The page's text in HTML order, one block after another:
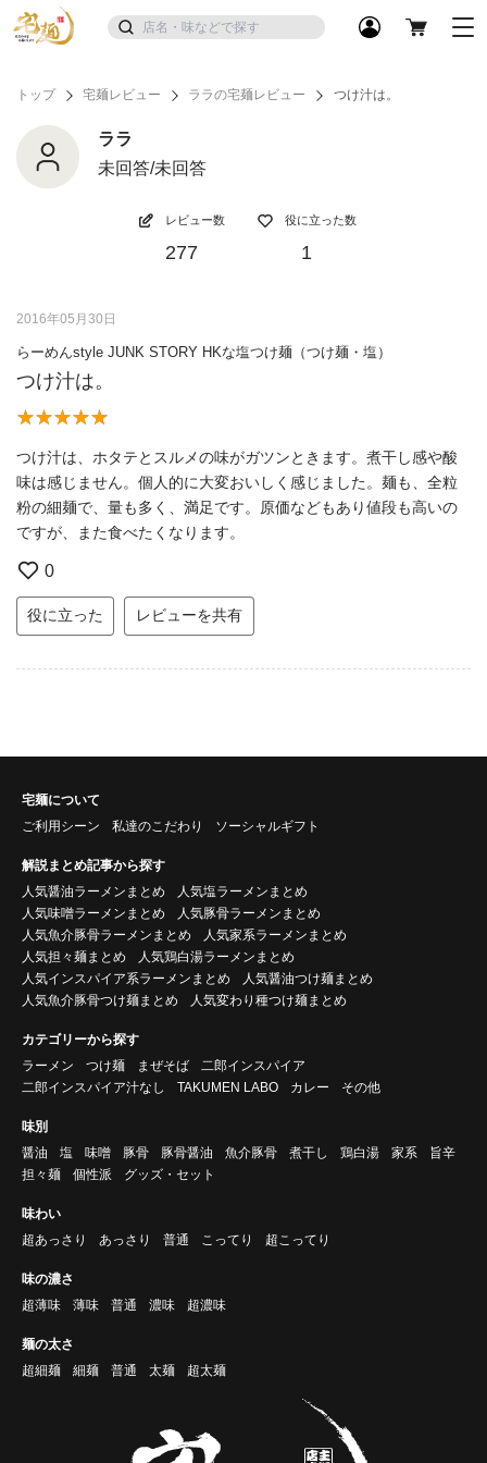
トップ 宅麺レビュー ララの宅麺レビュー つけ汁は。
ララ
未回答/未回答
レビュー数
277
役に立った数
1
2016年05月30日
らーめんstyle JUNK STORY HKな塩つけ麺（つけ麺・塩）
つけ汁は。
つけ汁は、ホタテとスルメの味がガツンときます。煮干し感や酸
味は感じません。個人的に大変おいしく感じました。麺も、全粒
粉の細麺で、量も多く、満足です。原価などもあり値段も高いの
ですが、また食べたくなります。
0
役に立った レビューを共有
宅麺について
ご利用シーン
私達のこだわり ソーシャルギフト
解説まとめ記事から探す
人気醤油ラーメンまとめ
人気塩ラーメンまとめ
人気味噌ラーメンまとめ
人気豚骨ラーメンまとめ
人気魚介豚骨ラーメンまとめ
人気家系ラーメンまとめ
人気担々麺まとめ
人気鶏白湯ラーメンまとめ
人気インスパイア系ラーメンまとめ
人気醤油つけ麺まとめ
人気魚介豚骨つけ麺まとめ
人気変わり種つけ麺まとめ
カテゴリーから探す
ラーメン
つけ麺 まぜそば
二郎インスパイア
二郎インスパイア汁なし
TAKUMEN LABO カレー その他
味別
醤油
塩 味噌 豚骨 豚骨醤油 魚介豚骨 煮干し 鶏白湯 家系
旨辛
担々麺
個性派 グッズ・セット
味わい
超あっさり
あっさり 普通 こってり 超こってり
味の濃さ
超薄味
薄味 普通 濃味 超濃味
麺の太さ
超細麺
細麺 普通 太麺 超太麺